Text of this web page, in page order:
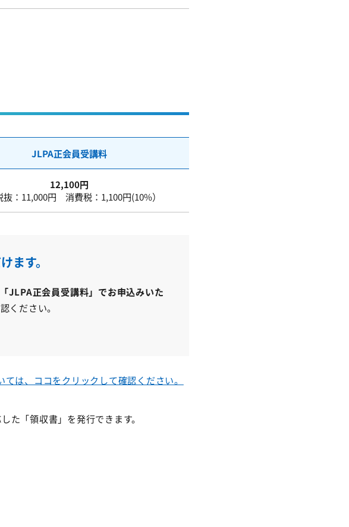
JLPA正会員受講料
12,100円
抜：11,000円 消費税：1,100円(10%）
ます。
JLPA正会員受講料」でお申込みいた
ください。
は、ココをクリックして確認ください。
た「領収書」を発行できます。